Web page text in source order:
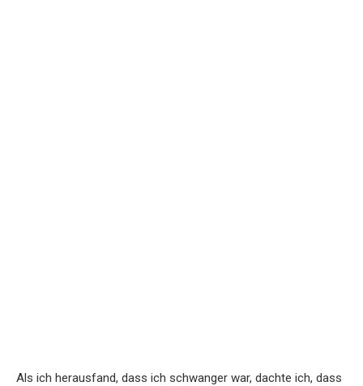
Als ich herausfand, dass ich schwanger war, dachte ich, dass